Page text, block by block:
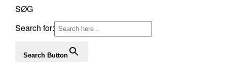
SØG
Search for:
Search Button